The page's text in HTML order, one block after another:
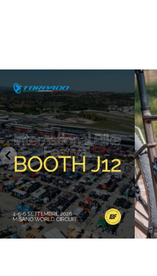
IBF sta per...
17 1